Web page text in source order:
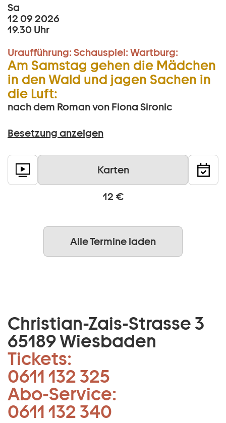
Sa
12 09 2026
19.30 Uhr
Uraufführung: Schauspiel: Wartburg:
Am Samstag gehen die Mädchen
in den Wald und jagen Sachen in
die Luft:
nach dem Roman von Fiona Sironic
Besetzung anzeigen
Karten
12 €
Alle Termine laden
Christian-Zais-Strasse 3
65189 Wiesbaden
Tickets:
0611 132 325
Abo-Service:
0611 132 340